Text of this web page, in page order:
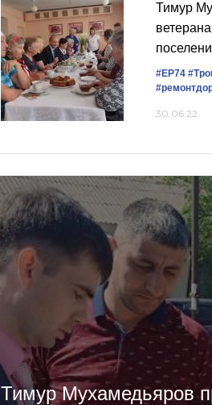
Тимур
#ЕР74
30.06.22
Тимур Мухамедьяров